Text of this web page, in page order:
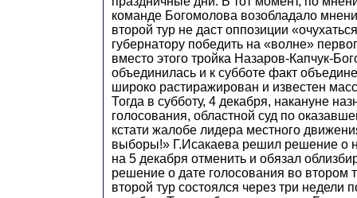
команде Богомолова возобладало
второй тур не даст оппозиции
губернатору победить на «волне»
вместо этого тройка Назаров-Капчук-
объединилась и к субботе факт
широко растиражирован и известен
Тогда в субботу, 4 декабря, накануне
голосования, областной суд по
кстати жалобе лидера местного
выборы!» Г.Исакаева решил решение о
на 5 декабря отменить и обязал
решение о дате голосования во втором
второй тур состоялся через три недели